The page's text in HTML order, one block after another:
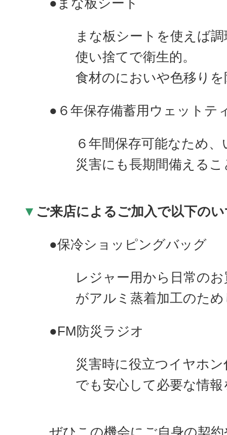
●まな板シート
まな板シートを使えば
使い捨てで衛生的。
食材のにおいや色移り
●６年保存備蓄用ウェットテ
６年間保存可能なため
災害にも長期間備える
▼ ご来店によるご加入で以下の
●保冷ショッピングバッグ
レジャー用から日常の
がアルミ蒸着加工のた
●FM防災ラジオ
災害時に役立つイヤホ
でも安心して必要な情
ぜひこの機会にご自身の契